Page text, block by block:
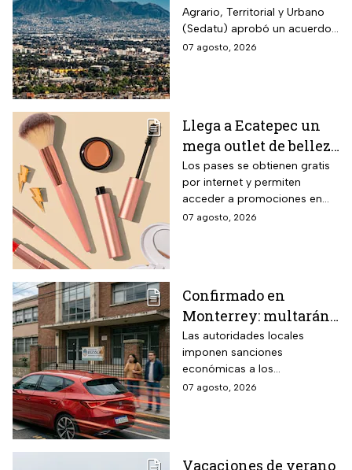
del Valle de México
Agrario, Territorial y Urbano
(Sedatu) aprobó un acuerdo
para que se integren más
07 agosto, 2026
Llega a Ecatepec un
mega outlet de belleza
con entrada gratis y
descuentos de hasta el
80% durante 5 días
consecutivos en
Los pases se obtienen gratis
por internet y permiten
acceder a promociones en
maquillaje, perfumes y
07 agosto, 2026
Confirmado en
Monterrey: multarán
a conductores que
superen este límite de
velocidad en zonas
escolares
Las autoridades locales
imponen sanciones
económicas a los
automovilistas que rebasen la
07 agosto, 2026
Vacaciones de verano